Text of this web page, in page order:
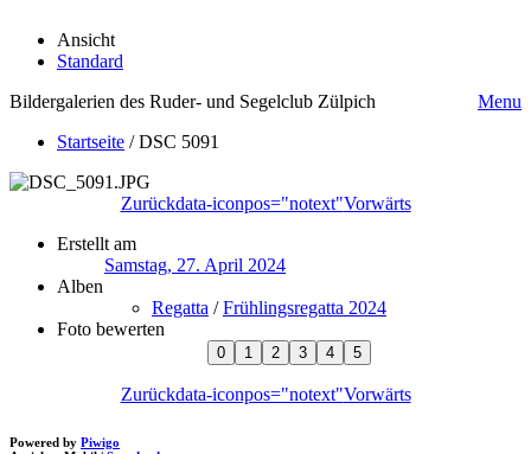
Ansicht
Standard
Bildergalerien des Ruder- und Segelclub Zülpich
Menu
Startseite /DSC 5091
Zurückdata-iconpos="notext"Vorwärts
Erstellt am
Samstag, 27. April 2024
Alben
Regatta /Frühlingsregatta 2024
Foto bewerten
Zurückdata-iconpos="notext"Vorwärts
Powered by Piwigo